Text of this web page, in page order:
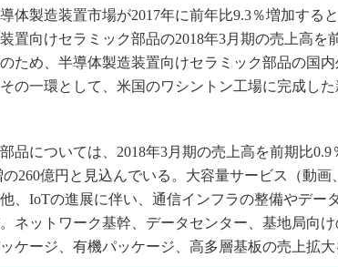
体製造装置市場が2017年に前年比9.3％増加する
置向けセラミック部品の2018年3月期の売上高を
ため、半導体製造装置向けセラミック部品の国
の一環として、米国のワシントン工場に完成した
品については、2018年3月期の売上高を前期比0.9
の260億円と見込んでいる。大容量サービス（動画
、IoTの進展に伴い、通信インフラの整備やデー
ネットワーク基幹、データセンター、基地局向け
ケージ、有機パッケージ、高多層基板の売上拡大